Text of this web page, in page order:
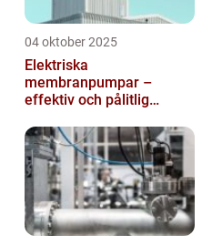
04 oktober 2025
Elektriska
membranpumpar –
effektiv och pålitlig